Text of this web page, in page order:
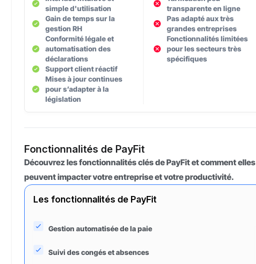
simple d'utilisation
Gain de temps sur la
gestion RH
Conformité légale et
automatisation des
déclarations
Support client réactif
Mises à jour continues
pour s’adapter à la
législation
transparente en ligne
Pas adapté aux très
grandes entreprises
Fonctionnalités limitées
pour les secteurs très
spécifiques
Fonctionnalités de PayFit
Découvrez les fonctionnalités clés de PayFit et comment elles
peuvent impacter votre entreprise et votre productivité.
Les fonctionnalités de PayFit
Gestion automatisée de la paie
Suivi des congés et absences